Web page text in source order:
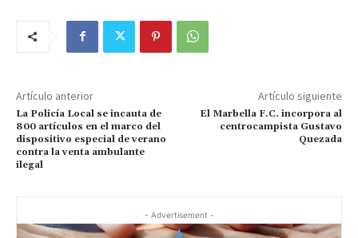
Artículo anterior
La Policía Local se incauta de
800 artículos en el marco del
dispositivo especial de verano
contra la venta ambulante
ilegal
Artículo siguiente
El Marbella F.C. incorpora al
centrocampista Gustavo
Quezada
- Advertisement -